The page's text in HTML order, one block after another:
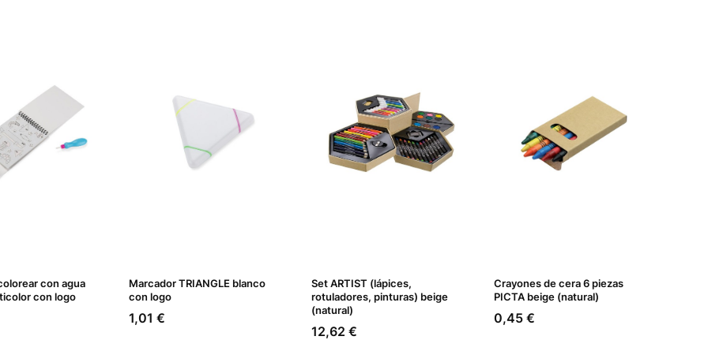
con agua
con logo
Marcador TRIANGLE blanco
con logo
Precio
1,01 €
Set ARTIST (lápices,
rotuladores, pinturas) beige
(natural)
Precio
12,62 €
Crayones de cera 6 piezas
PICTA beige (natural)
Precio
0,45 €